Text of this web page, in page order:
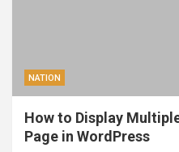
NATION
How to Display
Page in WordPress